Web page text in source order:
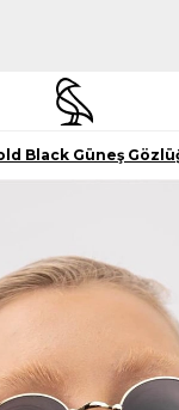
Black Güneş